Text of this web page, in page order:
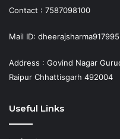
Contact : 7587098100
Mail ID:
Address : Govind Nagar
Raipur Chhattisgarh 492004
Useful Links